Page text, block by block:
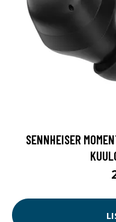
SENNHEISER